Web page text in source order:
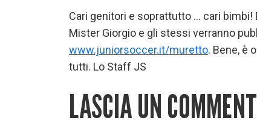
Cari genitori e soprattutto … cari bimbi!
Mister Giorgio e gli stessi verranno
www.juniorsoccer.it/muretto. Bene, è
tutti. Lo Staff JS
LASCIA UN